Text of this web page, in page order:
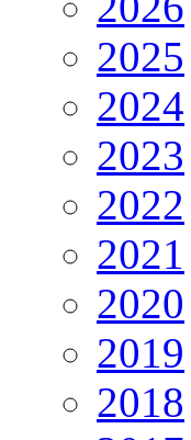
2025
2024
2023
2022
2021
2020
2019
2018